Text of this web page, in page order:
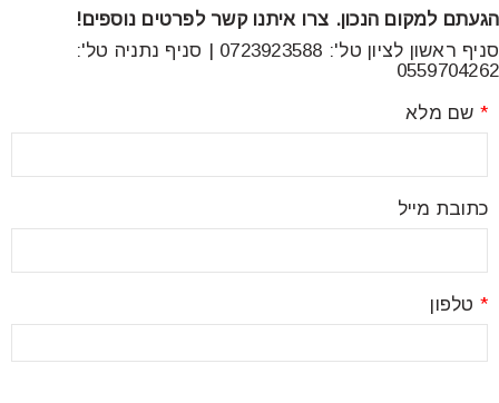
הגעתם למקום הנכון. צרו איתנו קשר לפרטים נוספים!
סניף ראשון לציון טל': 0723923588 | סניף נתניה טל':
0559704262
*
כתובת מייל
*